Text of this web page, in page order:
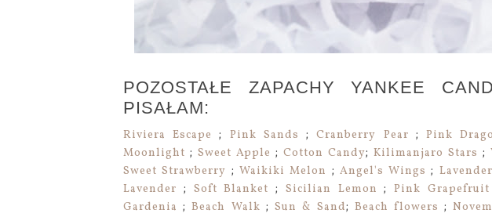
POZOSTAŁE ZAPACHY YANKEE
PISAŁAM:
Riviera Escape ; Pink Sands ;Cranberry Pear ;Pink
Moonlight ;Sweet Apple ;Cotton Candy;Kilimanjaro Stars ;
Sweet Strawberry ; Waikiki Melon ; Angel's Wings ;
Lavender ; Soft Blanket ; Sicilian Lemon ; Pink Grapefruit
Gardenia ;Beach Walk ;Sun & Sand; Beach flowers ;